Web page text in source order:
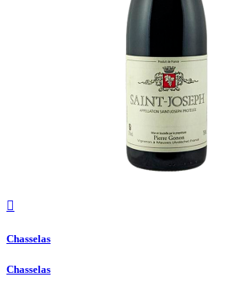

Chasselas
Chasselas